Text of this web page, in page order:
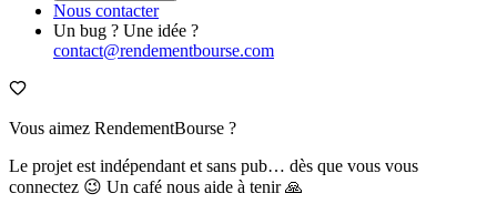
Nous contacter
Un bug ? Une idée ?
contact@rendementbourse.com
Vous aimez RendementBourse ?
Le projet est indépendant et sans pub… dès que vous vous
connectez 😉 Un café nous aide à tenir 🙏